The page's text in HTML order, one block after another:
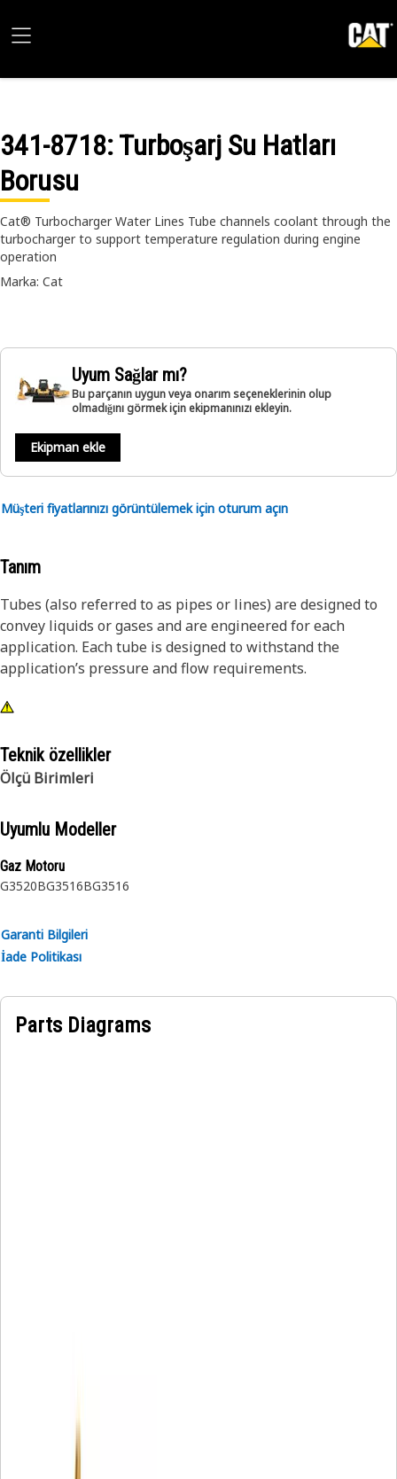
341-8718: Turboşarj Su Hatları
Borusu
Cat® Turbocharger Water Lines Tube channels coolant through the
turbocharger to support temperature regulation during engine
operation
Marka: Cat
Uyum Sağlar mı?
Bu parçanın uygun veya onarım seçeneklerinin olup
olmadığını görmek için ekipmanınızı ekleyin.
Ekipman ekle
Müşteri fiyatlarınızı görüntülemek için oturum açın
Tanım
Tubes (also referred to as pipes or lines) are designed to
convey liquids or gases and are engineered for each
application. Each tube is designed to withstand the
application’s pressure and flow requirements.
Teknik özellikler
Ölçü Birimleri
Uyumlu Modeller
Gaz Motoru
G3520BG3516BG3516
Garanti Bilgileri
İade Politikası
Parts Diagrams